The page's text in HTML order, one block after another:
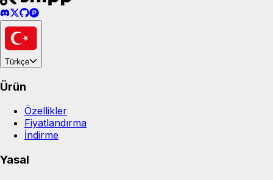
Türkçe
Ürün
Özellikler
Fiyatlandırma
İndirme
Yasal